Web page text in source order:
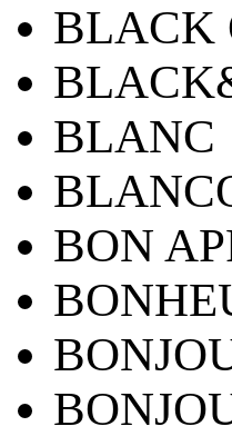
BLACK
BLANC
BON